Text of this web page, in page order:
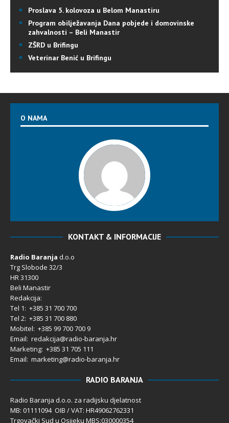
Proslava 5. kolovoza u Belom Manastiru
Program obilježavanja Dana pobjede i domovinske
zahvalnosti – Beli Manastir
ZŠRD u Brifingu
Veterinar Benić u Brifingu
O NAMA
KONTAKT & INFORMACIJE
Radio Baranja d.o.o
Trg Slobode 32/3
HR 31300
Beli Manastir
Redakcija:
Tel 1: +385 31 700 700
Tel 2: +385 31 700 880
Mobitel: +385 99 700 700 9
Email: redakcija@radio-baranja.hr
Marketing: +385 31 705 111
Email: marketing@radio-baranja.hr
RADIO BARANJA
Radio Baranja d.o.o. za radijsku djelatnost
MB: 01111094 OIB / VAT: HR49062762331
Trgovački Sud u Osijeku MBS:030000354